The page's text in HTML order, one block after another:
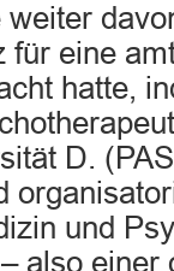
für eine
hatte,
D.
und
also einer